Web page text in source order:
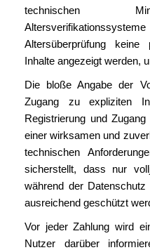
technischen
Altersüberprüfung keine
Inhalte angezeigt werden,
Die bloße Angabe der
Zugang zu expliziten
Registrierung und
einer wirksamen und
technischen
sicherstellt, dass nur
während der
ausreichend geschützt
Vor jeder Zahlung wird
Nutzer darüber